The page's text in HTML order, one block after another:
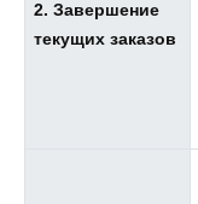
2. Завершение
текущих заказов